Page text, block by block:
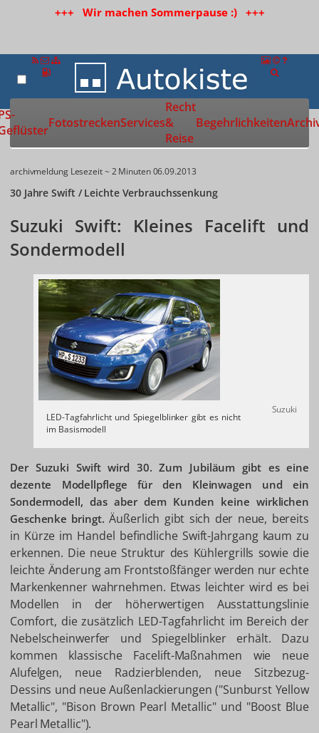
+++ Wir machen Sommerpause :) +++
Zur Startseite
FotostreckenServices
Recht
&
Reise
Begehrlichkeiten
archivmeldung Lesezeit ~ 2 Minuten06.09.2013
30 Jahre Swift / Leichte Verbrauchssenkung
Suzuki Swift: Kleines Facelift und
Sondermodell
Suzuki
LED-Tagfahrlicht und Spiegelblinker gibt es nicht
im Basismodell
Der Suzuki Swift wird 30. Zum Jubiläum gibt es eine
dezente Modellpflege für den Kleinwagen und ein
Sondermodell, das aber dem Kunden keine wirklichen
Geschenke bringt.Äußerlich gibt sich der neue, bereits
in Kürze im Handel befindliche Swift-Jahrgang kaum zu
erkennen. Die neue Struktur des Kühlergrills sowie die
leichte Änderung am Frontstoßfänger werden nur echte
Markenkenner wahrnehmen. Etwas leichter wird es bei
Modellen in der höherwertigen Ausstattungslinie
Comfort, die zusätzlich LED-Tagfahrlicht im Bereich der
Nebelscheinwerfer und Spiegelblinker erhält. Dazu
kommen klassische Facelift-Maßnahmen wie neue
Alufelgen, neue Radzierblenden, neue Sitzbezug-
Dessins und neue Außenlackierungen ("Sunburst Yellow
Metallic", "Bison Brown Pearl Metallic" und "Boost Blue
Pearl Metallic").